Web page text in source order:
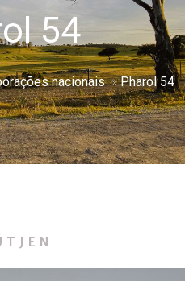
54
nacionais »Pharol 54